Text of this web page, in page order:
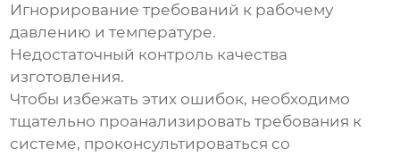
Игнорирование требований к рабочему
давлению и температуре.
Недостаточный контроль качества
изготовления.
Чтобы избежать этих ошибок, необходимо
тщательно проанализировать требования к
системе, проконсультироваться со